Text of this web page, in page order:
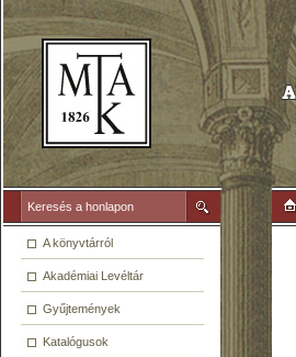
A könyvtárról
Akadémiai Levéltár
Gyűjtemények
Katalógusok